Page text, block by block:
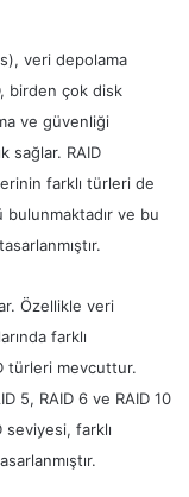
veri depolama
birden çok disk
ve güvenliği
sağlar. RAID
farklı türleri de
bulunmaktadır ve bu
Özellikle veri
farklı
türleri mevcuttur.
5, RAID 6 ve RAID 10
seviyesi, farklı